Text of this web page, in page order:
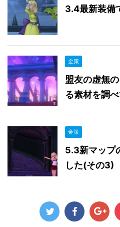
3.4最新装備
金策
盟友の虚無
る素材を調
金策
5.3新マップ
した(その3)